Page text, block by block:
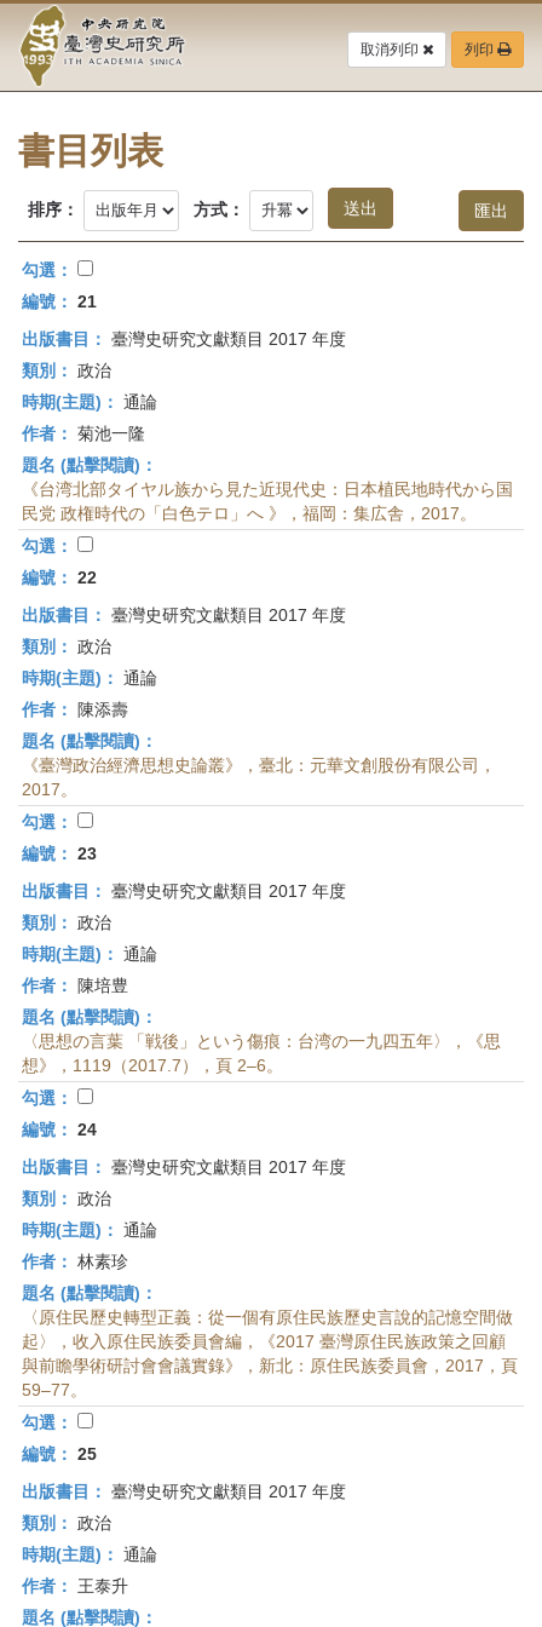
要
中
央
研
究
院-
臺
灣
史
研
究
所-
首
頁
取消列印 列印
書目列表
排序： 方式：
勾選：
編號： 21
出版書目： 臺灣史研究文獻類目 2017 年度
類別： 政治
時期(主題)： 通論
作者： 菊池一隆
題名 (點擊閱讀)：
《台湾北部タイヤル族から見た近現代史：日本植民地時代から国
民党 政権時代の「白色テロ」へ 》，福岡：集広舎，2017。
勾選：
編號： 22
出版書目： 臺灣史研究文獻類目 2017 年度
類別： 政治
時期(主題)： 通論
作者：
陳添壽
題名 (點擊閱讀)：
《臺灣政治經濟思想史論叢》，臺北：元華文創股份有限公司，
2017。
勾選：
編號： 23
出版書目： 臺灣史研究文獻類目 2017 年度
類別： 政治
時期(主題)： 通論
作者：
陳培豊
題名 (點擊閱讀)：
〈思想の言葉 「戦後」という傷痕：台湾の一九四五年〉，《思
想》，1119（2017.7），頁 2–6。
勾選：
編號： 24
出版書目： 臺灣史研究文獻類目 2017 年度
類別： 政治
時期(主題)： 通論
作者： 林素珍
題名 (點擊閱讀)：
〈原住民歷史轉型正義：從一個有原住民族歷史言說的記憶空間做
起〉，收入原住民族委員會編，《2017 臺灣原住民族政策之回顧
與前瞻學術研討會會議實錄》，新北：原住民族委員會，2017，頁
59–77。
勾選：
編號： 25
出版書目： 臺灣史研究文獻類目 2017 年度
類別： 政治
時期(主題)： 通論
作者：
王泰升
題名 (點擊閱讀)：